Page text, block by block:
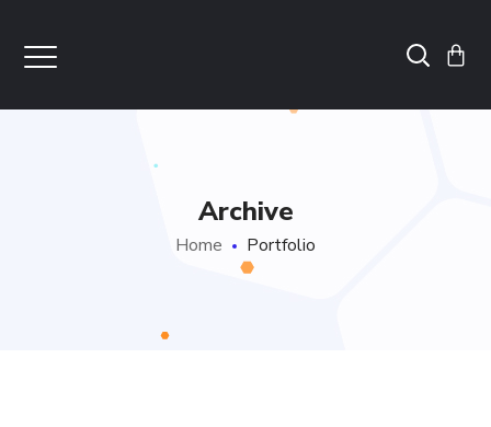
Archive
Home Portfolio